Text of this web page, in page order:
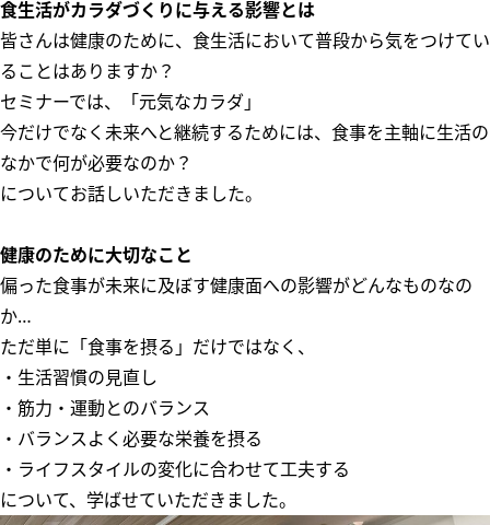
食生活がカラダづくりに与える影響とは
皆さんは健康のために、食生活において普段から気をつけてい
ることはありますか？
セミナーでは、「元気なカラダ」
今だけでなく未来へと継続するためには、食事を主軸に生活の
なかで何が必要なのか？
についてお話しいただきました。
健康のために大切なこと
偏った食事が未来に及ぼす健康面への影響がどんなものなの
か…
ただ単に「食事を摂る」だけではなく、
・生活習慣の見直し
・筋力・運動とのバランス
・バランスよく必要な栄養を摂る
・ライフスタイルの変化に合わせて工夫する
について、学ばせていただきました。